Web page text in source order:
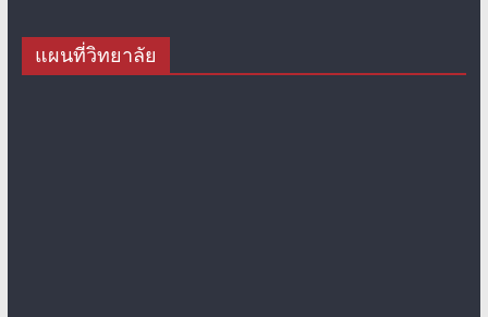
แผนที่วิทยาลัย